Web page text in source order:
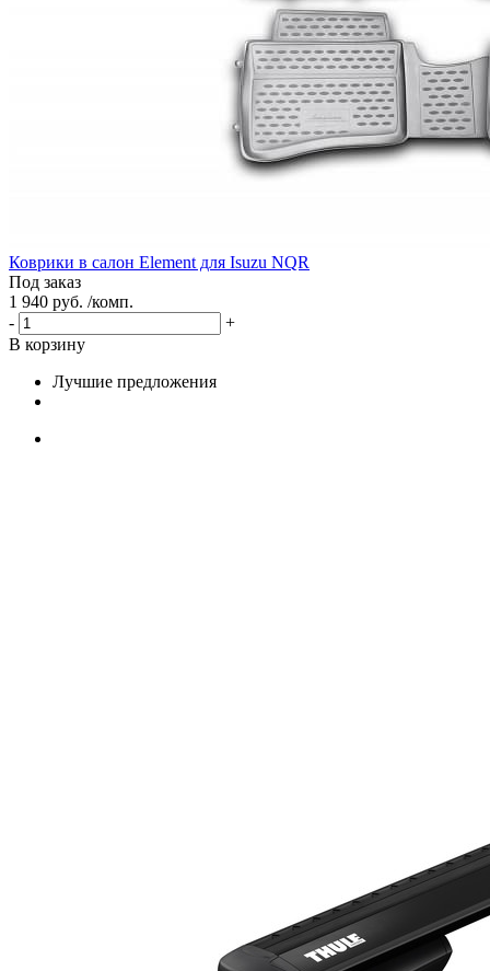
Коврики в салон Element для Isuzu NQR
Под заказ
1 940 руб. /комп.
-
+
В корзину
Лучшие предложения